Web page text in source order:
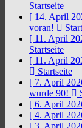
Startseite
[ 14. April
voran!
[ 11. April
Startseite
[ 11. April
Startseite
[ 7. April
wurde 90!
[ 6. April
[ 4. April
[ 3. April